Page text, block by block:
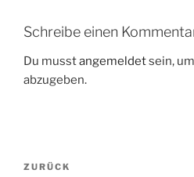
Schreibe einen
Du musstangemeldetsein,
abzugeben.
Beitragsnavigation
Vorheriger
ZURÜCK